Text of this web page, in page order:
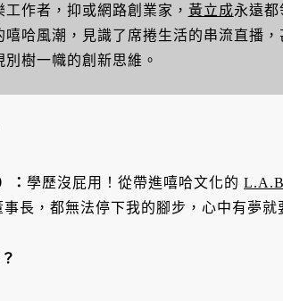
作者，抑或網路創業家， 黃立成永遠
嘻哈風潮，見識了席捲生活的串流直播，
樹一幟的創新思維。
： 學歷沒屁用！從帶進嘻哈文化的
事長，都無法停下我的腳步，心中有夢就